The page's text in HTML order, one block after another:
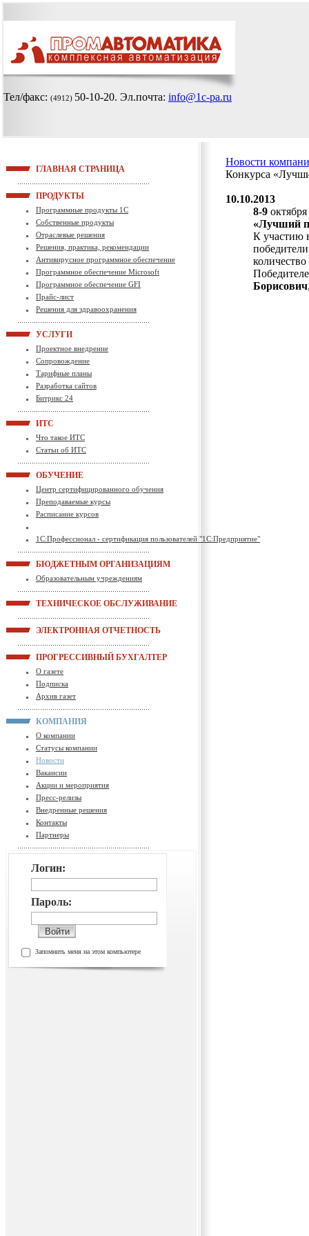
Тел/факс: (4912) 50-10-20. Эл.почта: info@1c-pa.ru
ГЛАВНАЯ СТРАНИЦА
ПРОДУКТЫ
Программные продукты 1С
Собственные продукты
Отраслевые решения
Решения, практика, рекомендации
Антивирусное программное обеспечение
Программное обеспечение Microsoft
Программное обеспечение GFI
Прайс-лист
Решения для здравоохранения
УСЛУГИ
Проектное внедрение
Сопровождение
Тарифные планы
Разработка сайтов
Битрикс 24
ИТС
Что такое ИТС
Статьи об ИТС
ОБУЧЕНИЕ
Центр сертифицированного обучения
Преподаваемые курсы
Расписание курсов
1С:Профессионал - сертификация пользователей "1С:Предприятие"
БЮДЖЕТНЫМ ОРГАНИЗАЦИЯМ
Образовательным учреждениям
ТЕХНИЧЕСКОЕ ОБСЛУЖИВАНИЕ
ЭЛЕКТРОННАЯ ОТЧЕТНОСТЬ
ПРОГРЕССИВНЫЙ БУХГАЛТЕР
О газете
Подписка
Архив газет
КОМПАНИЯ
О компании
Статусы компании
Новости
Вакансии
Акции и мероприятия
Пресс-релизы
Внедренные решения
Контакты
Партнеры
Логин:
Пароль:
Запомнить меня на этом компьютере
Новости
Конкурса
10.10.2013
8-9
«Лучший
К участию
Борисович